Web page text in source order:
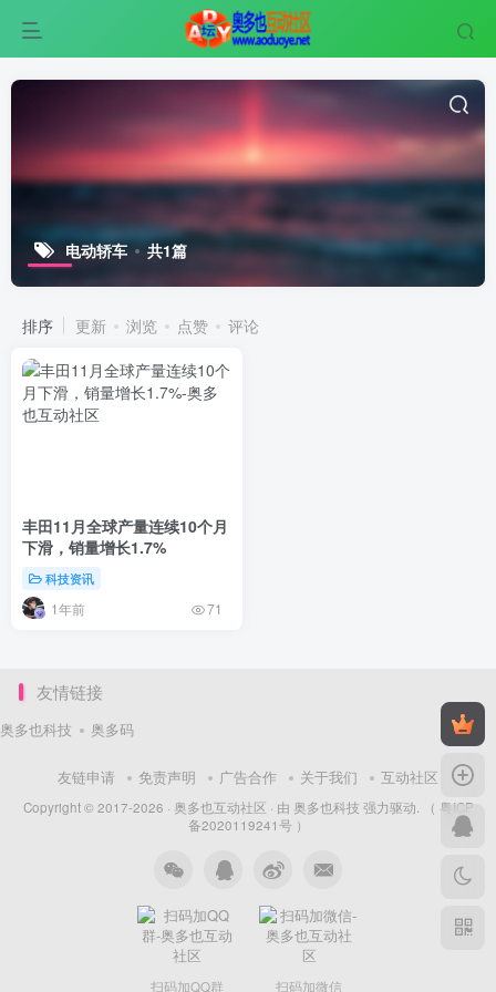
电动轿车 共1篇
排序 更新 浏览 点赞 评论
丰田11月全球产量连续10个月
下滑，销量增长1.7%
科技资讯
1年前 71
友情链接
奥多也科技 奥多码
友链申请 免责声明 广告合作 关于我们 互动社区
Copyright © 2017-2026 · 奥多也互动社区 · 由 奥多也科技 强力驱动.
（ 粤ICP
备2020119241号 ）
扫码加QQ群 扫码加微信